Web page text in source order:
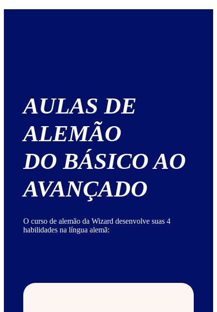
AULAS DE
ALEMÃO
DO BÁSICO AO
AVANÇADO
O curso de alemão da Wizard desenvolve suas 4
habilidades na língua alemã: